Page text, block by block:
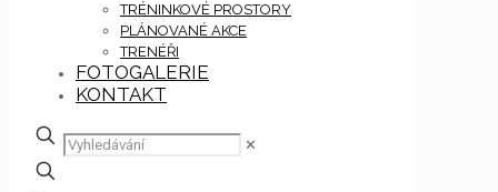
TRÉNINKOVÉ PROSTORY
PLÁNOVANÉ AKCE
TRENÉŘI
FOTOGALERIE
KONTAKT
✕